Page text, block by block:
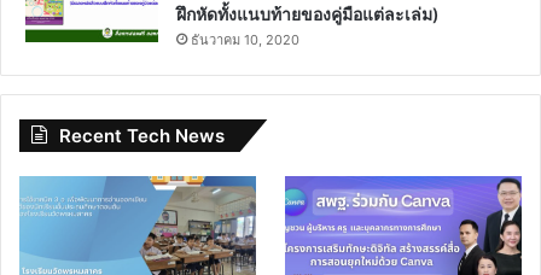
ฝึกหัดทั้งแนบท้ายของคู่มือแต่ละเล่ม)
ธันวาคม 10, 2020
Recent Tech News